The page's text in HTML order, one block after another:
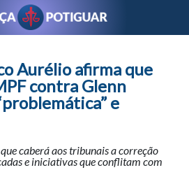
Aurélio afirma que
contra Glenn
e
caberá aos tribunais a correção
e iniciativas que conflitam com